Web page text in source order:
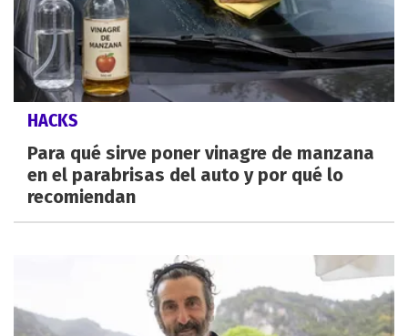
HACKS
Para qué sirve poner vinagre de manzana
en el parabrisas del auto y por qué lo
recomiendan